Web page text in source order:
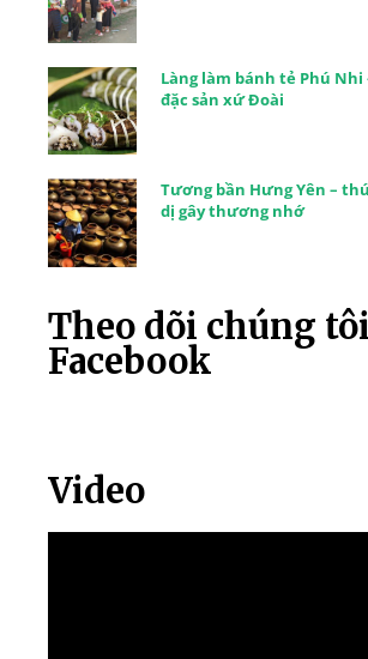
Làng làm bánh tẻ Phú
đặc sản xứ Đoài
Tương bần Hưng Yên –
dị gây thương nhớ
Theo dõi chúng
Facebook
Video